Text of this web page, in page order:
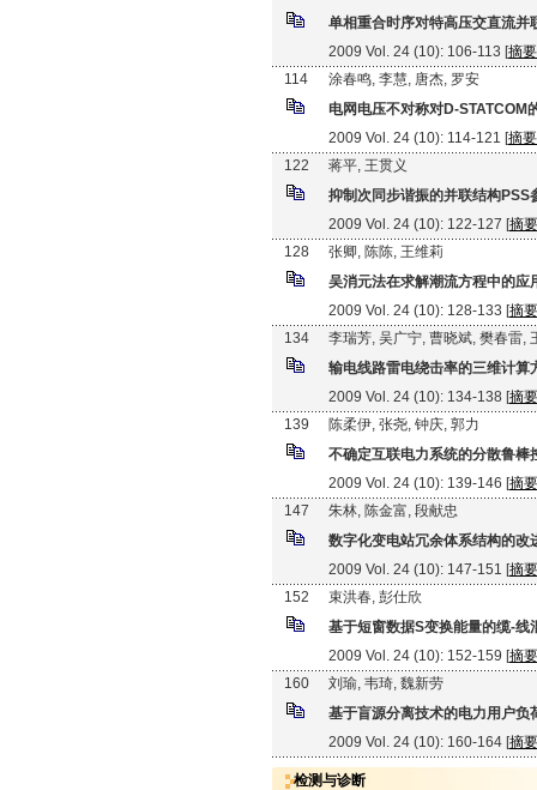
单相重合时序对特高压交直流并
2009 Vol. 24 (10): 106-113 [摘要
114
涂春鸣, 李慧, 唐杰, 罗安
电网电压不对称对D-STATCOM
2009 Vol. 24 (10): 114-121 [摘要
122
蒋平, 王贯义
抑制次同步谐振的并联结构PSS
2009 Vol. 24 (10): 122-127 [摘要
128
张卿, 陈陈, 王维莉
吴消元法在求解潮流方程中的应
2009 Vol. 24 (10): 128-133 [摘要
134
李瑞芳, 吴广宁, 曹晓斌, 樊春雷,
输电线路雷电绕击率的三维计算
2009 Vol. 24 (10): 134-138 [摘要
139
陈柔伊, 张尧, 钟庆, 郭力
不确定互联电力系统的分散鲁棒
2009 Vol. 24 (10): 139-146 [摘要
147
朱林, 陈金富, 段献忠
数字化变电站冗余体系结构的改
2009 Vol. 24 (10): 147-151 [摘要
152
束洪春, 彭仕欣
基于短窗数据S变换能量的缆-线
2009 Vol. 24 (10): 152-159 [摘要
160
刘瑜, 韦琦, 魏新劳
基于盲源分离技术的电力用户负
2009 Vol. 24 (10): 160-164 [摘要
检测与诊断